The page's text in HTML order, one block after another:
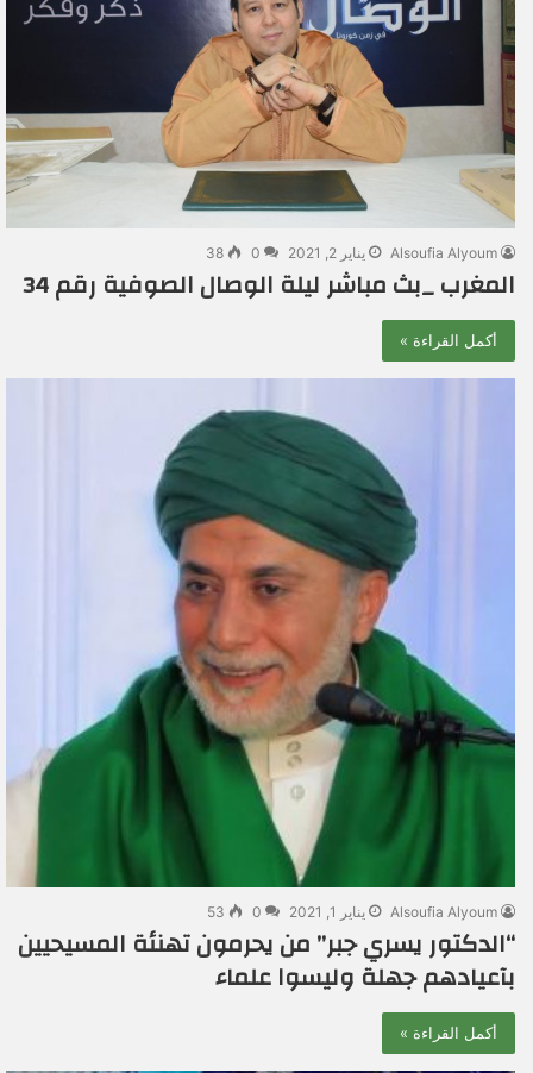
Alsoufia Alyoum يناير 2, 2021 0
38
المغرب _بث مباشر ليلة الوصال الصوفية رقم 34
أكمل القراءة »
Alsoufia Alyoum يناير 1, 2021 0
53
“الدكتور يسري جبر” من يحرمون تهنئة المسيحيين
بآعيادهم جهلة وليسوا علماء
أكمل القراءة »